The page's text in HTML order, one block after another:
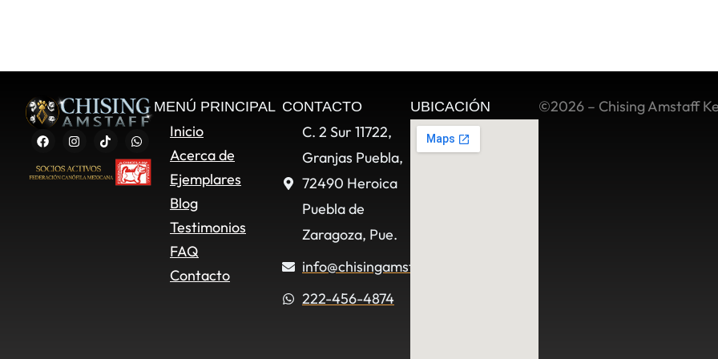
MENÚ PRINCIPAL
Inicio
Acerca de
Ejemplares
Blog
Testimonios
FAQ
Contacto
CONTACTO
C. 2 Sur 11722,
Granjas Puebla,
72490 Heroica
Puebla de
Zaragoza, Pue.
info@chisingamstaff.com
222-456-4874
UBICACIÓN ©2026 – Chising Amstaff